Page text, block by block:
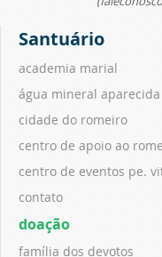
Santuário
academia marial
água mineral aparecida
cidade do romeiro
centro de apoio ao
centro de eventos pe.
contato
doação
família dos devotos